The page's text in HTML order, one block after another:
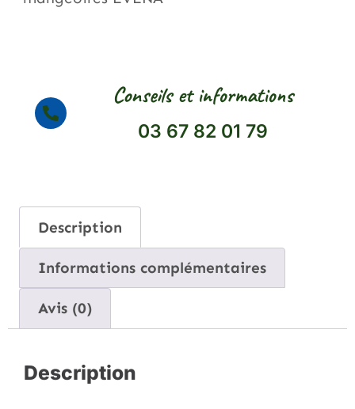
Conseils et informations
03 67 82 01 79
Description
Informations complémentaires
Avis (0)
Description